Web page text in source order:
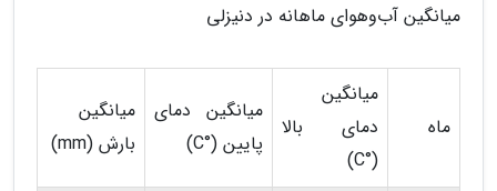
میانگین آب‌وهوای ماهانه در دنیزلی
ماه
میانگین
دمای بالا
(°C)
میانگین دمای
پایین (°C)
میانگین
بارش (mm)